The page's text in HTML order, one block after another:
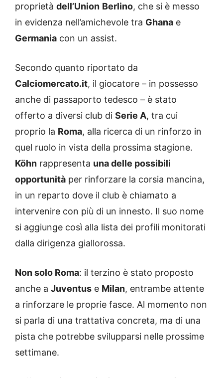
proprietà dell’Union Berlino, che si è messo
in evidenza nell’amichevole tra Ghana e
Germania con un assist.
Secondo quanto riportato da
Calciomercato.it, il giocatore – in possesso
anche di passaporto tedesco – è stato
offerto a diversi club di Serie A, tra cui
proprio la Roma, alla ricerca di un rinforzo in
quel ruolo in vista della prossima stagione.
Köhn rappresenta una delle possibili
opportunità per rinforzare la corsia mancina,
in un reparto dove il club è chiamato a
intervenire con più di un innesto. Il suo nome
si aggiunge così alla lista dei profili monitorati
dalla dirigenza giallorossa.
Non solo Roma: il terzino è stato proposto
anche a Juventus e Milan, entrambe attente
a rinforzare le proprie fasce. Al momento non
si parla di una trattativa concreta, ma di una
pista che potrebbe svilupparsi nelle prossime
settimane.